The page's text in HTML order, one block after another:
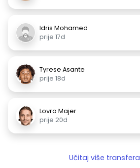
Idris Mohamed
prije 17d
Tyrese Asante
prije 18d
Lovro Majer
prije 20d
Učitaj više transfera